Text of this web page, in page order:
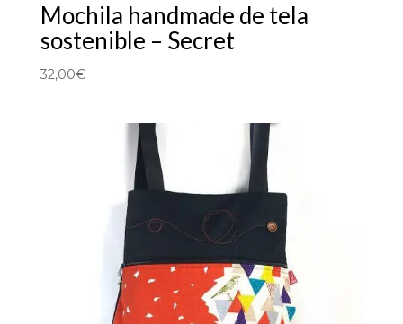
Mochila handmade de tela
sostenible – Secret
32,00€